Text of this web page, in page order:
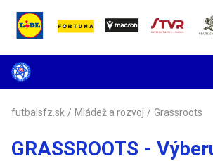
futbalsfz.sk / Mládež a rozvoj / Grassroots
GRASSROOTS -